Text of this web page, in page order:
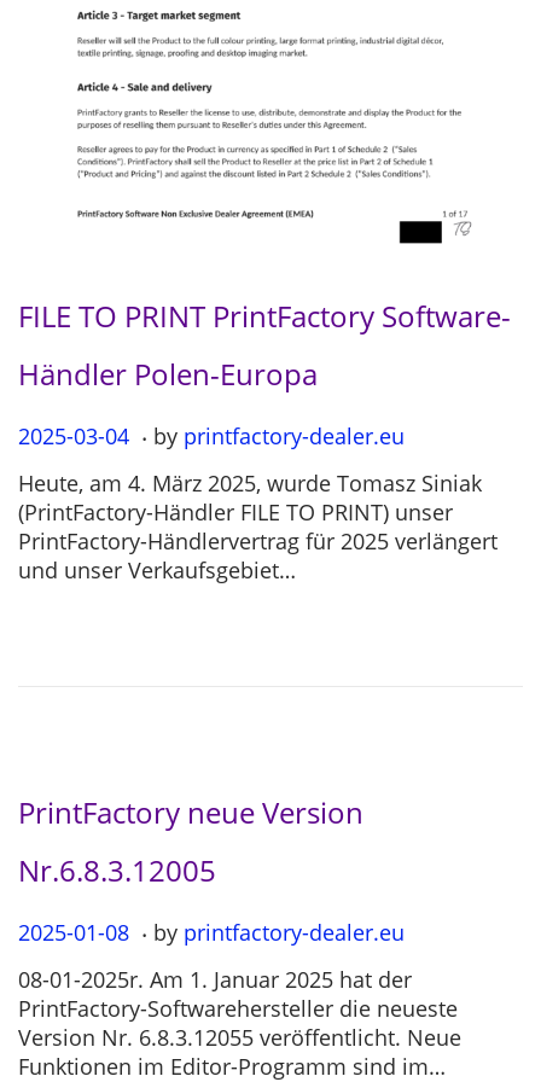
FILE TO PRINT PrintFactory Software-
Händler Polen-Europa
P
s
t
e
d
2025-03-04 2
2
5
-
0
. by printfactory-dealer.eu
Heute, am 4. März 2025, wurde Tomasz Siniak
(PrintFactory-Händler FILE TO PRINT) unser
PrintFactory-Händlervertrag für 2025 verlängert
und unser Verkaufsgebiet…
PrintFactory neue Version
Nr.6.8.3.12005
P
s
t
e
2025-01-08 2
2
5
-
. by printfactory-dealer.eu
08-01-2025r. Am 1. Januar 2025 hat der
PrintFactory-Softwarehersteller die neueste
Version Nr. 6.8.3.12055 veröffentlicht. Neue
Funktionen im Editor-Programm sind im…